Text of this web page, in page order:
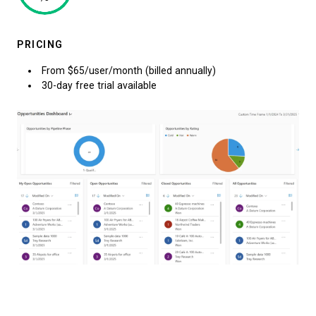
PRICING
From $65/user/month (billed annually)
30-day free trial available